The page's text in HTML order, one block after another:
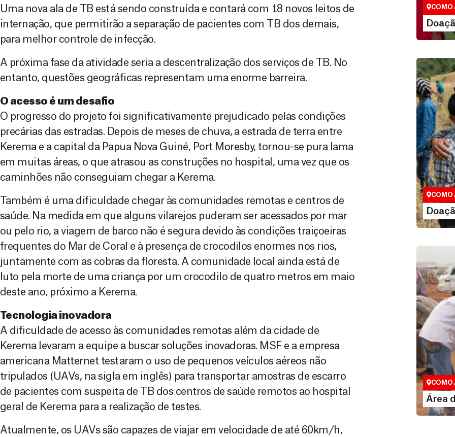
Uma nova ala de TB está sendo construída e contará com 18 novos leitos de
internação, que permitirão a separação de pacientes com TB dos demais,
para melhor controle de infecção.
A próxima fase da atividade seria a descentralização dos serviços de TB. No
entanto, questões geográficas representam uma enorme barreira.
O acesso é um desafio
O progresso do projeto foi significativamente prejudicado pelas condições
precárias das estradas. Depois de meses de chuva, a estrada de terra entre
Kerema e a capital da Papua Nova Guiné, Port Moresby, tornou-se pura lama
em muitas áreas, o que atrasou as construções no hospital, uma vez que os
caminhões não conseguiam chegar a Kerema.
Também é uma dificuldade chegar às comunidades remotas e centros de
saúde. Na medida em que alguns vilarejos puderam ser acessados por mar
ou pelo rio, a viagem de barco não é segura devido às condições traiçoeiras
frequentes do Mar de Coral e à presença de crocodilos enormes nos rios,
juntamente com as cobras da floresta. A comunidade local ainda está de
luto pela morte de uma criança por um crocodilo de quatro metros em maio
deste ano, próximo a Kerema.
Tecnologia inovadora
A dificuldade de acesso às comunidades remotas além da cidade de
Kerema levaram a equipe a buscar soluções inovadoras. MSF e a empresa
americana Matternet testaram o uso de pequenos veículos aéreos não
tripulados (UAVs, na sigla em inglês) para transportar amostras de escarro
de pacientes com suspeita de TB dos centros de saúde remotos ao hospital
geral de Kerema para a realização de testes.
Atualmente, os UAVs são capazes de viajar em velocidade de até 60km/h,
COMO
Você
maneiras,
valor que
COMO
Área
Espaço
COMO
Área